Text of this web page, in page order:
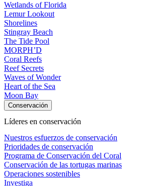
Wetlands of Florida
Lemur Lookout
Shorelines
Stingray Beach
The Tide Pool
MORPH’D
Coral Reefs
Reef Secrets
Waves of Wonder
Heart of the Sea
Moon Bay
Conservación
Líderes en conservación
Nuestros esfuerzos de conservación
Prioridades de conservación
Programa de Conservación del Coral
Conservación de las tortugas marinas
Operaciones sostenibles
Investiga